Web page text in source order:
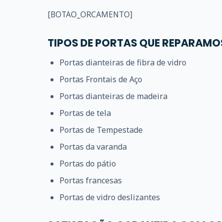
[BOTAO_ORCAMENTO]
TIPOS DE PORTAS QUE
Portas dianteiras de fibra de vidro
Portas Frontais de Aço
Portas dianteiras de madeira
Portas de tela
Portas de Tempestade
Portas da varanda
Portas do pátio
Portas francesas
Portas de vidro deslizantes